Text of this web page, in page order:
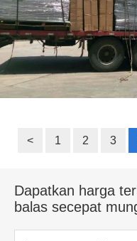
< 1 2 3
Dapatkan harga
balas secepat